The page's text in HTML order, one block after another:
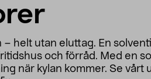
– helt utan eluttag. En
och förråd. Med en
när kylan kommer. Se